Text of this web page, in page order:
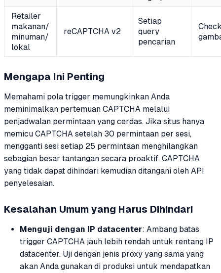
Retailer
makanan/
minuman/
lokal
reCAPTCHA v2
Setiap
query
pencarian
Mengapa Ini Penting
Memahami pola trigger memungkinkan Anda
meminimalkan pertemuan CAPTCHA melalui
penjadwalan permintaan yang cerdas. Jika situs hanya
memicu CAPTCHA setelah 30 permintaan per sesi,
mengganti sesi setiap 25 permintaan menghilangkan
sebagian besar tantangan secara proaktif. CAPTCHA
yang tidak dapat dihindari kemudian ditangani oleh API
penyelesaian.
Kesalahan Umum yang Harus Dihindari
Menguji dengan IP datacenter: Ambang batas
trigger CAPTCHA jauh lebih rendah untuk rentang IP
datacenter. Uji dengan jenis proxy yang sama yang
akan Anda gunakan di produksi untuk mendapatkan